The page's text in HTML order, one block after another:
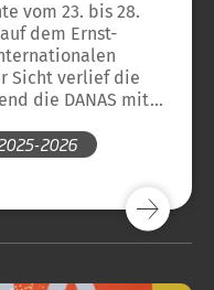
vom 23. bis 28.
dem Ernst-
Sicht verlief die
die DANAS mit
mit
einer Niederlage
2026